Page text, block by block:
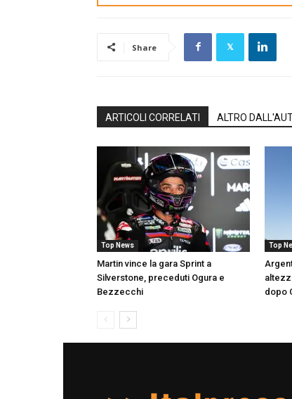
Share
ARTICOLI CORRELATI ALTRO
Top News
Martin vince la gara Sprint a
Silverstone, preceduti Ogura e
Bezzecchi
Top
dopo